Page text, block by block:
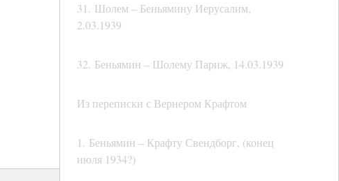
31. Шолем – Беньямину Иерусалим,
2.03.1939
32. Беньямин – Шолему Париж, 14.03.1939
Из переписки с Вернером Крафтом
1. Беньямин – Крафту Свендборг, (конец
июля 1934?)